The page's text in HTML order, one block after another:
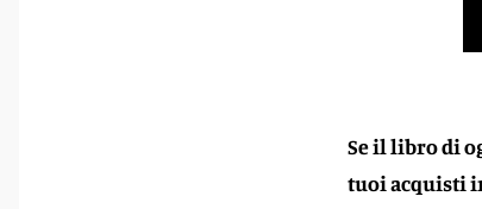
Se il libro di
tuoi acquisti